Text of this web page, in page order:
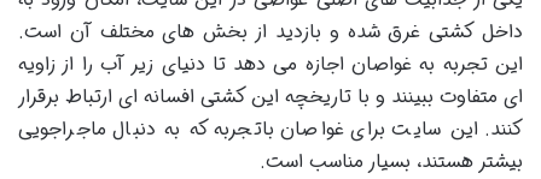
داخل کشتی غرق شده و بازدید از بخش های مختلف آن است.
این تجربه به غواصان اجازه می دهد تا دنیای زیر آب را از زاویه
ای متفاوت ببینند و با تاریخچه این کشتی افسانه ای ارتباط برقرار
کنند. این سایت برای غواصان باتجربه که به دنبال ماجراجویی
بیشتر هستند، بسیار مناسب است.